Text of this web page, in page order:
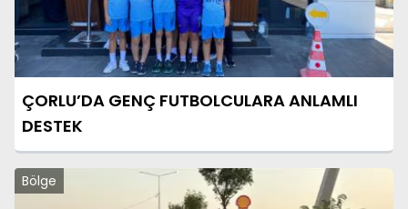
ÇORLU’DA GENÇ FUTBOLCULARA ANLAMLI
DESTEK
Bölge